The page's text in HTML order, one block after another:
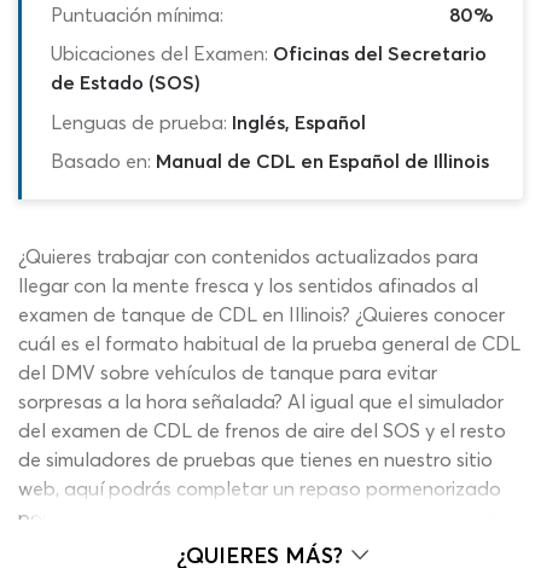
Puntuación mínima:
80%
Ubicaciones del Examen: Oficinas del Secretario
de Estado (SOS)
Lenguas de prueba: Inglés, Español
Basado en: Manual de CDL en Español de Illinois
¿Quieres trabajar con contenidos actualizados para
llegar con la mente fresca y los sentidos afinados al
examen de tanque de CDL en Illinois? ¿Quieres conocer
cuál es el formato habitual de la prueba general de CDL
del DMV sobre vehículos de tanque para evitar
sorpresas a la hora señalada? Al igual que el simulador
del examen de CDL de frenos de aire del SOS y el resto
de simuladores de pruebas que tienes en nuestro sitio
web, aquí podrás completar un repaso pormenorizado
por las áreas temáticas relevantes del test de tanque
de CDL en Illinois con tal de clibrar tus conocimientos
¿QUIERES MÁS?